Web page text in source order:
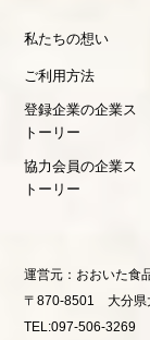
私たちの想い
ご利用方法
登録企業の企業ス
トーリー
協力会員の企業ス
トーリー
運営元： おおいた食
〒870-8501 大分県
TEL:097-506-3269